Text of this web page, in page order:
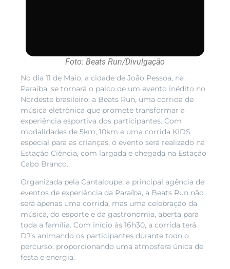
Foto: Beats Run/Divulgação
No dia 11 de Maio, a cidade de João Pessoa, na
Paraíba, se tornará o palco de um evento inédito no
Nordeste brasileiro: a Beats Run, uma corrida de
música eletrônica que promete transformar a
experiência esportiva dos participantes. Com
modalidades de 5km, 10km e uma corrida KIDS
especial para as crianças, o evento será realizado na
Estação Ciência, com largada e chegada na Estação
Cabo Branco.
Organizada pela Cantaloupe, a principal agência de
eventos de experiência da Paraíba, a Beats Run não
será apenas uma corrida, mas uma celebração da
música, do esporte e da gastronomia, aberta para
toda a família. Com início às 16h30, a corrida terá
DJ’s animando os participantes durante todo o
percurso, proporcionando uma atmosfera única de
festa e energia.